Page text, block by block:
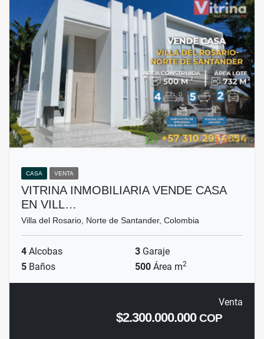
CASA VENTA
VITRINA INMOBILIARIA VENDE CASA
EN VILL…
Villa del Rosario, Norte de Santander, Colombia
4 Alcobas 3 Garaje
5 Baños 500 Área m2
Venta
$2.300.000.000COP